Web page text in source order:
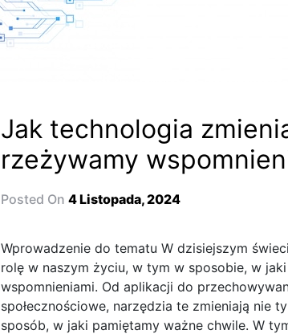
Jak technologia
rzeżywamy
Posted On 4 Listopada, 2024
Wprowadzenie do tematu W dzisiejszym
rolę w naszym życiu, w tym w sposobie, w
wspomnieniami. Od aplikacji do
społecznościowe, narzędzia te zmieniają nie
sposób, w jaki pamiętamy ważne chwile. W